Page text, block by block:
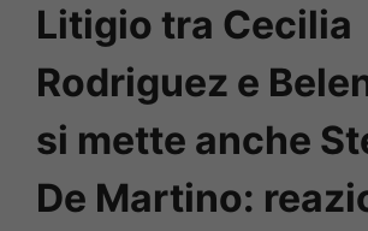
Litigio tra Cecilia
Rodriguez e
si mette anche
De Martino: